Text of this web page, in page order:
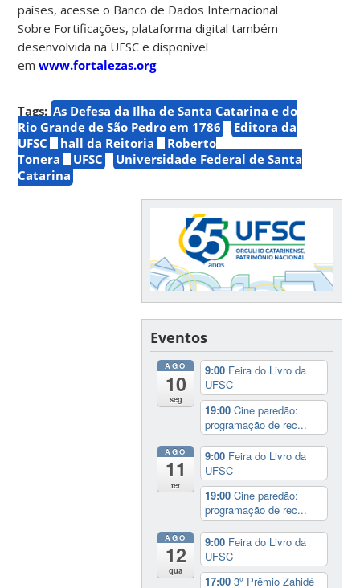
países, acesse o Banco de Dados Internacional
Sobre Fortificações, plataforma digital também
desenvolvida na UFSC e disponível
emwww.fortalezas.org.
Tags: As Defesa da Ilha de Santa Catarina e do
Rio Grande de São Pedro em 1786
Editora da
UFSC
hall da Reitoria
Roberto
Tonera
UFSC
Universidade Federal de Santa
Catarina
Eventos
AGO
10
seg
9:00 Feira do Livro da
UFSC
19:00Cine paredão:
programação de rec...
AGO
11
ter
9:00 Feira do Livro da
UFSC
19:00Cine paredão:
programação de rec...
AGO
12
qua
9:00 Feira do Livro da
UFSC
17:003º Prêmio Zahidé